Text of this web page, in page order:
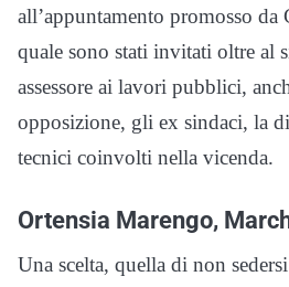
all’appuntamento promosso
quale sono stati invitati oltre al
assessore ai lavori pubblici,
opposizione, gli ex sindaci, la
tecnici coinvolti nella vicenda.
Ortensia Marengo,
Una scelta, quella di non